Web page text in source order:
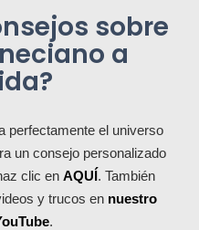
sobre
a
perfectamente el universo
un consejo personalizado
clic en AQUÍ. También
y trucos en nuestro
.